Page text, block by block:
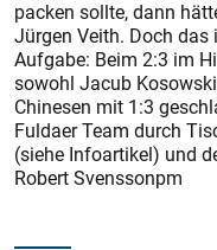
packen sollte, dann
Jürgen Veith. Doch
Aufgabe: Beim 2:3 im
sowohl Jacub
Chinesen mit 1:3
Fuldaer Team durch
(siehe Infoartikel) und
Robert Svenssonpm